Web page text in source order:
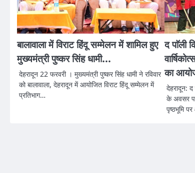
बालावाला में विराट हिंदू सम्मेलन में शामिल हुए
मुख्यमंत्री पुष्कर सिंह धामी…
देहरादून 22 फरवरी । मुख्यमंत्री पुष्कर सिंह धामी ने रविवार
को बालावाला, देहरादून में आयोजित विराट हिंदू सम्मेलन में
प्रतिभाग…
द पाॅली
का
देहरादून:
के अवसर
पृष्ठभूमि